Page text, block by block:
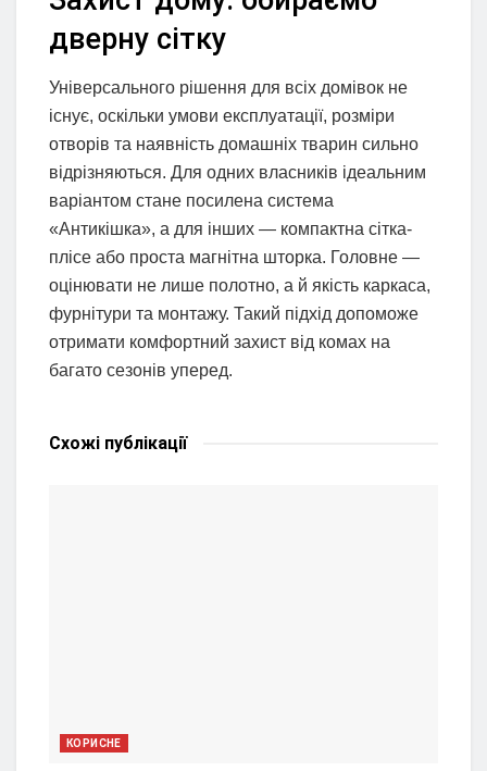
дверну сітку
Універсального рішення для всіх домівок не
існує, оскільки умови експлуатації, розміри
отворів та наявність домашніх тварин сильно
відрізняються. Для одних власників ідеальним
варіантом стане посилена система
«Антикішка», а для інших — компактна сітка-
плісе або проста магнітна шторка. Головне —
оцінювати не лише полотно, а й якість каркаса,
фурнітури та монтажу. Такий підхід допоможе
отримати комфортний захист від комах на
багато сезонів уперед.
Схожі публікації
КОРИСНЕ